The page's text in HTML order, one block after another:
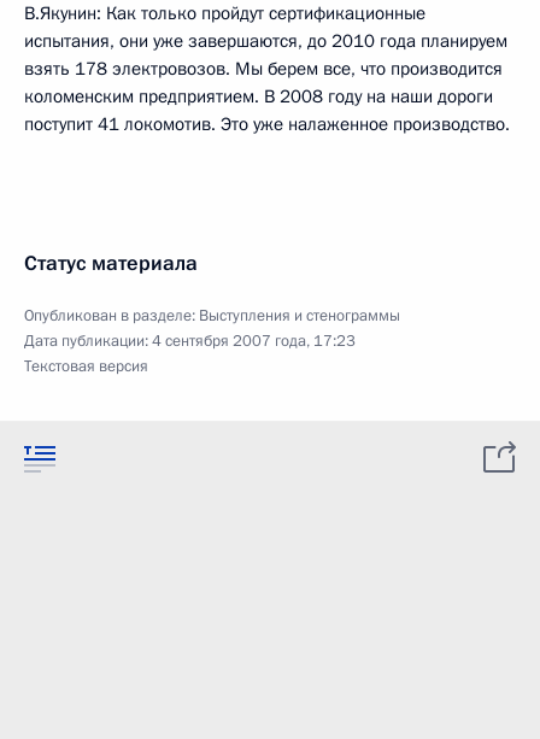
В.Якунин: Как только пройдут сертификационные
испытания, они уже завершаются, до 2010 года планируем
взять 178 электровозов. Мы берем все, что производится
коломенским предприятием. В 2008 году на наши дороги
поступит 41 локомотив. Это уже налаженное производство.
Статус материала
Опубликован в разделе: Выступления и стенограммы
Дата публикации:4 сентября 2007 года, 17:23
Текстовая версия